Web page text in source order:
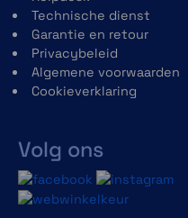
zichtbaarheid
open en
Technische dienst
Garantie en retour
Privacybeleid
Algemene voorwaarden
Cookieverklaring
Volg ons